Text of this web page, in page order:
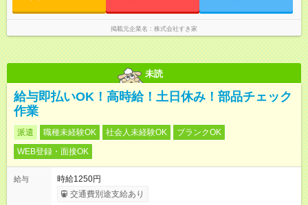
掲載元企業名 株式会社すき家
未読
給与即払いOK！高時給！土日休み！部品チェック
作業
派遣 職種未経験OK 社会人未経験OK
ブランクOK
WEB登録・面接OK
給与
時給1250円
交通費別途支給あり